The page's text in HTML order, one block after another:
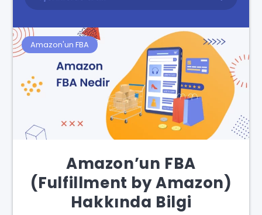
Amazon'un FBA
Amazon’un FBA
(Fulfillment by Amazon)
Hakkında Bilgi